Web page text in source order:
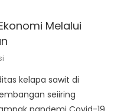
Melalui
kelapa sawit di
seiiring